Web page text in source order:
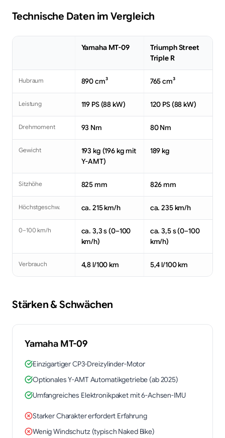
Technische Daten im Vergleich
Yamaha MT-09
Triumph Street
Triple R
Hubraum 890 cm³ 765 cm³
Leistung 119 PS (88 kW) 120 PS (88 kW)
Drehmoment 93 Nm 80 Nm
Gewicht
193 kg (196 kg mit
Y-AMT)
189 kg
Sitzhöhe 825 mm 826 mm
Höchstgeschw. ca. 215 km/h ca. 235 km/h
0–100 km/h
ca. 3,3 s (0–100
km/h)
ca. 3,5 s (0–100
km/h)
Verbrauch 4,8 l/100 km 5,4 l/100 km
Stärken & Schwächen
YamahaMT-09
Einzigartiger CP3-Dreizylinder-Motor
Optionales Y-AMT Automatikgetriebe (ab 2025)
Umfangreiches Elektronikpaket mit 6-Achsen-IMU
Starker Charakter erfordert Erfahrung
Wenig Windschutz (typisch Naked Bike)